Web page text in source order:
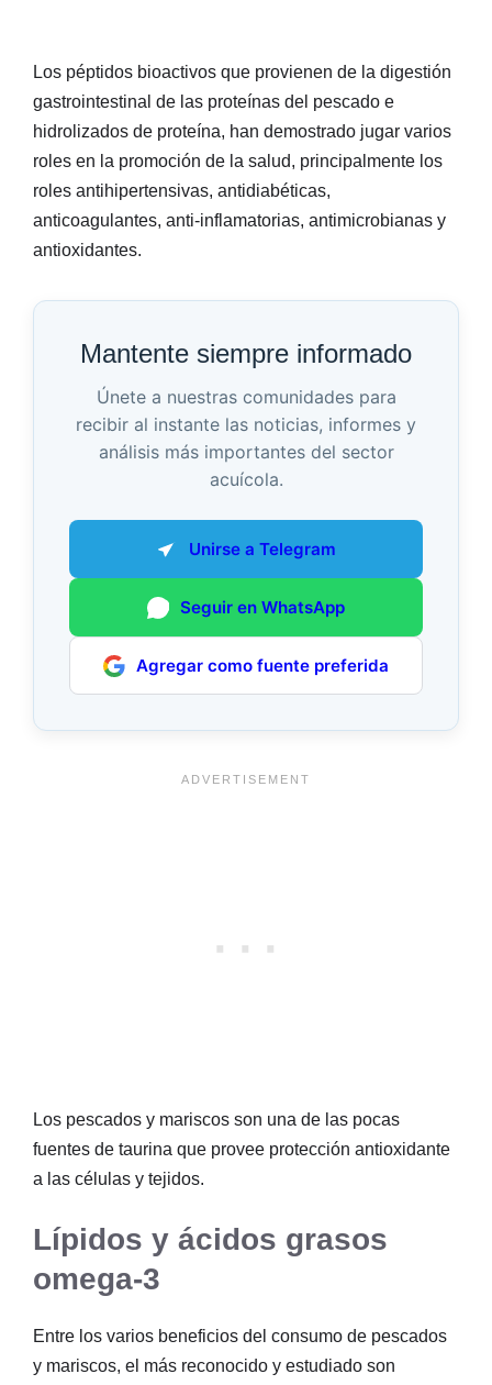
Los péptidos bioactivos que provienen de la digestión
gastrointestinal de las proteínas del pescado e
hidrolizados de proteína, han demostrado jugar varios
roles en la promoción de la salud, principalmente los
roles antihipertensivas, antidiabéticas,
anticoagulantes, anti-inflamatorias, antimicrobianas y
antioxidantes.
Mantente siempre informado
Únete a nuestras comunidades para
recibir al instante las noticias, informes y
análisis más importantes del sector
acuícola.
Unirse a Telegram
Seguir en WhatsApp
Agregar como fuente preferida
Los pescados y mariscos son una de las pocas
fuentes de taurina que provee protección antioxidante
a las células y tejidos.
Lípidos y ácidos grasos
omega-3
Entre los varios beneficios del consumo de pescados
y mariscos, el más reconocido y estudiado son